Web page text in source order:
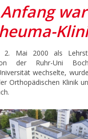
Mai 2000 als
der Ruhr-Uni
wechselte,
Orthopädischen Klinik